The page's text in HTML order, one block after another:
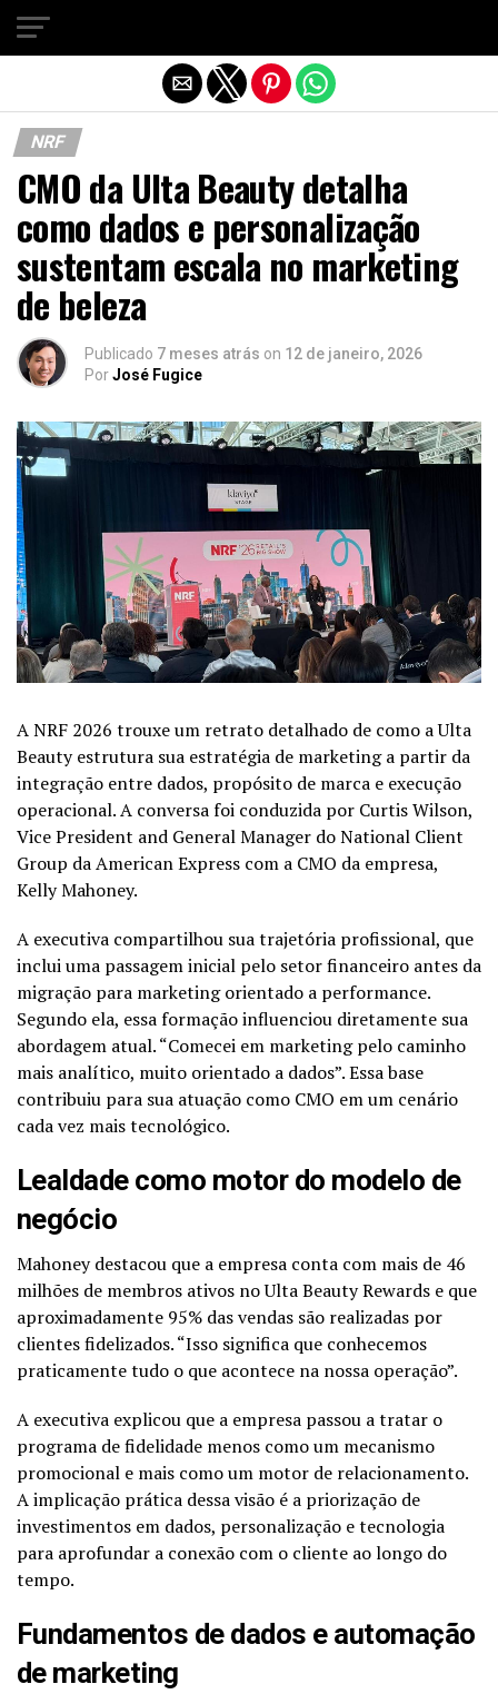
NRF
CMO da Ulta Beauty detalha
como dados e personalização
sustentam escala no marketing
de beleza
Publicado 7 meses atrás on 12 de janeiro, 2026
PorJosé Fugice
A NRF 2026 trouxe um retrato detalhado de como a Ulta
Beauty estrutura sua estratégia de marketing a partir da
integração entre dados, propósito de marca e execução
operacional. A conversa foi conduzida por Curtis Wilson,
Vice President and General Manager do National Client
Group da American Express com a CMO da empresa,
Kelly Mahoney.
A executiva compartilhou sua trajetória profissional, que
inclui uma passagem inicial pelo setor financeiro antes da
migração para marketing orientado a performance.
Segundo ela, essa formação influenciou diretamente sua
abordagem atual. “Comecei em marketing pelo caminho
mais analítico, muito orientado a dados”. Essa base
contribuiu para sua atuação como CMO em um cenário
cada vez mais tecnológico.
Lealdade como motor do modelo de
negócio
Mahoney destacou que a empresa conta com mais de 46
milhões de membros ativos no Ulta Beauty Rewards e que
aproximadamente 95% das vendas são realizadas por
clientes fidelizados. “Isso significa que conhecemos
praticamente tudo o que acontece na nossa operação”.
A executiva explicou que a empresa passou a tratar o
programa de fidelidade menos como um mecanismo
promocional e mais como um motor de relacionamento.
A implicação prática dessa visão é a priorização de
investimentos em dados, personalização e tecnologia
para aprofundar a conexão com o cliente ao longo do
tempo.
Fundamentos de dados e automação
de marketing